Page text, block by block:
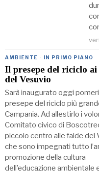
AMBIENTE · IN PRIMO PIANO
Il presepe del riciclo ai
del Vesuvio
Sarà inaugurato oggi
presepe del riciclo più
Campania. Ad allestirlo i
Comitato civico di
piccolo centro alle falde del
che sono impegnati tutto
promozione della cultura
dell’educazione ambientale